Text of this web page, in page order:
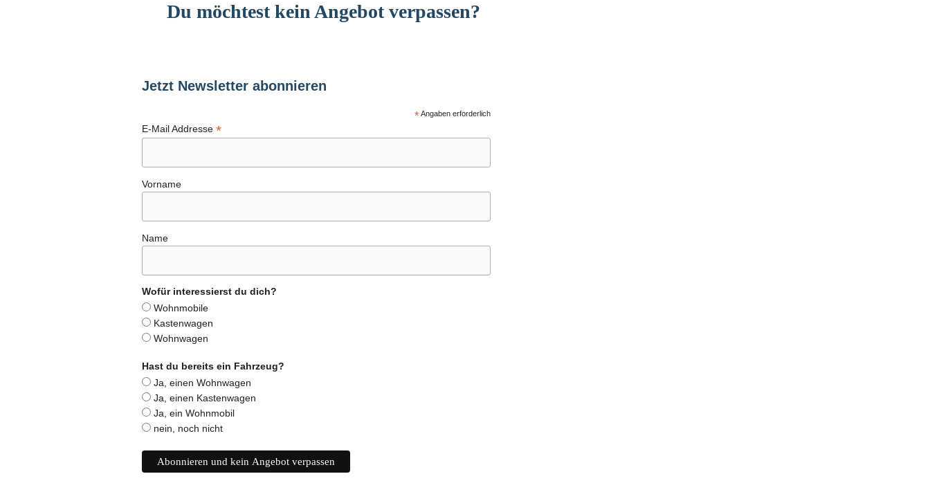
Du möchtest kein Angebot verpassen?
Jetzt Newsletter abonnieren
*Angaben erforderlich
E-Mail Addresse*
Vorname
Name
Wofür interessierst du dich?
Wohnmobile
Kastenwagen
Wohnwagen
Hast du bereits ein Fahrzeug?
Ja, einen Wohnwagen
Ja, einen Kastenwagen
Ja, ein Wohnmobil
nein, noch nicht